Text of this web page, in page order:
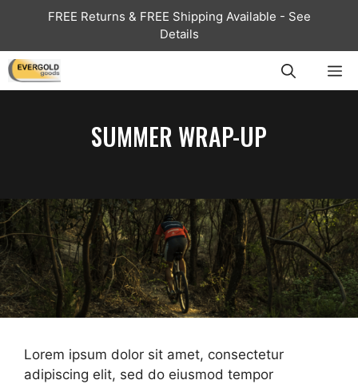
content
FREE Returns & FREE Shipping Available - See
Details
SUMMER WRAP-UP
Lorem ipsum dolor sit amet, consectetur
adipiscing elit, sed do eiusmod tempor